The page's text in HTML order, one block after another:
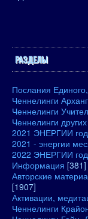
РАЗДЕЛЫ
Послания
Ченнелинги
Ченнелинги
Ченнелинги
2021 ЭНЕРГИИ
2021 - энергии
2022 ЭНЕРГИИ
Информация [381]
Авторские
[1907]
Активации,
Ченнелинги